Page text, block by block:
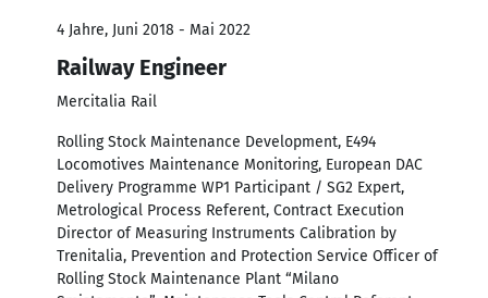
4 Jahre, Juni 2018 - Mai 2022
Railway Engineer
Mercitalia Rail
Rolling Stock Maintenance Development, E494
Locomotives Maintenance Monitoring, European DAC
Delivery Programme WP1 Participant / SG2 Expert,
Metrological Process Referent, Contract Execution
Director of Measuring Instruments Calibration by
Trenitalia, Prevention and Protection Service Officer of
Rolling Stock Maintenance Plant “Milano